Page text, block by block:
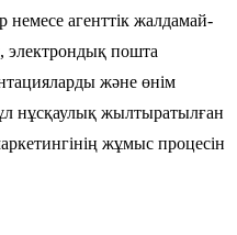
немесе агенттік жалдамай-
электрондық пошта
және өнім
нұсқаулық жылтыратылған
жұмыс процесін